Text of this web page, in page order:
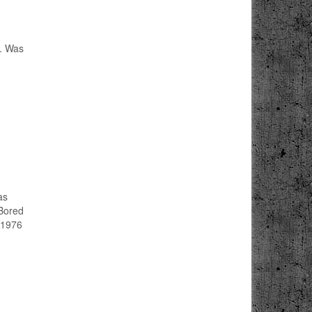
Was